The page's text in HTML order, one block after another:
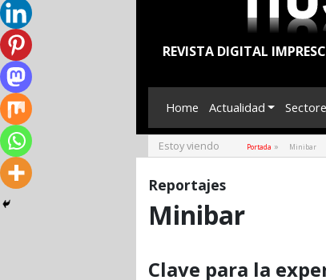
REVISTA DIGITAL
Home Actualidad
Estoy viendo Portada » Minibar
Reportajes
Minibar
Clave para la